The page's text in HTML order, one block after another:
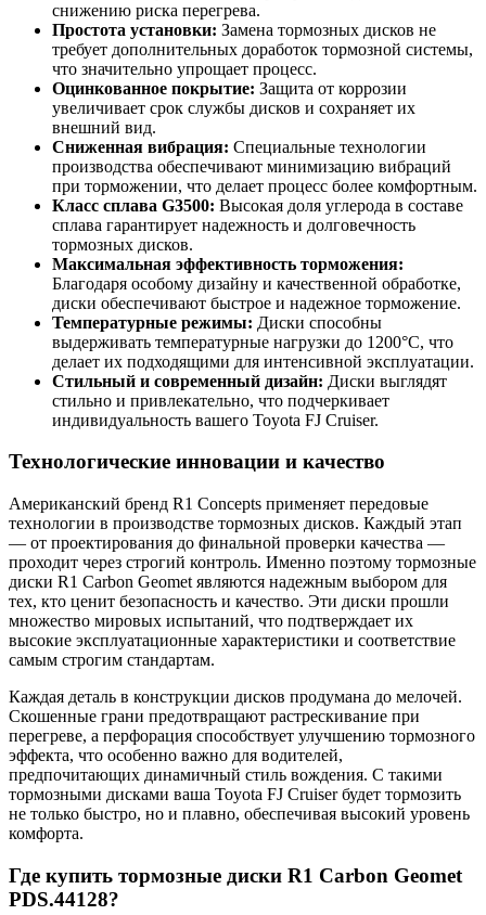
снижению риска перегрева.
Простота установки: Замена тормозных дисков не
требует дополнительных доработок тормозной системы,
что значительно упрощает процесс.
Оцинкованное покрытие: Защита от коррозии
увеличивает срок службы дисков и сохраняет их
внешний вид.
Сниженная вибрация: Специальные технологии
производства обеспечивают минимизацию вибраций
при торможении, что делает процесс более комфортным.
Класс сплава G3500: Высокая доля углерода в составе
сплава гарантирует надежность и долговечность
тормозных дисков.
Максимальная эффективность торможения:
Благодаря особому дизайну и качественной обработке,
диски обеспечивают быстрое и надежное торможение.
Температурные режимы: Диски способны
выдерживать температурные нагрузки до 1200°C, что
делает их подходящими для интенсивной эксплуатации.
Стильный и современный дизайн: Диски выглядят
стильно и привлекательно, что подчеркивает
индивидуальность вашего Toyota FJ Cruiser.
Технологические инновации и качество
Американский бренд R1 Concepts применяет передовые
технологии в производстве тормозных дисков. Каждый этап
— от проектирования до финальной проверки качества —
проходит через строгий контроль. Именно поэтому тормозные
диски R1 Carbon Geomet являются надежным выбором для
тех, кто ценит безопасность и качество. Эти диски прошли
множество мировых испытаний, что подтверждает их
высокие эксплуатационные характеристики и соответствие
самым строгим стандартам.
Каждая деталь в конструкции дисков продумана до мелочей.
Скошенные грани предотвращают растрескивание при
перегреве, а перфорация способствует улучшению тормозного
эффекта, что особенно важно для водителей,
предпочитающих динамичный стиль вождения. С такими
тормозными дисками ваша Toyota FJ Cruiser будет тормозить
не только быстро, но и плавно, обеспечивая высокий уровень
комфорта.
Где купить тормозные диски R1 Carbon Geomet
PDS.44128?